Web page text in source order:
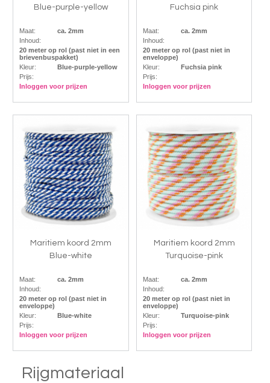
Blue-purple-yellow
Maat:
ca. 2mm
Inhoud:
20 meter op rol (past niet in een
brievenbuspakket)
Kleur:
Blue-purple-yellow
Prijs:
Inloggen voor prijzen
Fuchsia pink
Maat:
ca. 2mm
Inhoud:
20 meter op rol (past niet in
enveloppe)
Kleur:
Fuchsia pink
Prijs:
Inloggen voor prijzen
Maritiem koord 2mm
Blue-white
Maat:
ca. 2mm
Inhoud:
20 meter op rol (past niet in
enveloppe)
Kleur:
Blue-white
Prijs:
Inloggen voor prijzen
Maritiem koord 2mm
Turquoise-pink
Maat:
ca. 2mm
Inhoud:
20 meter op rol (past niet in
enveloppe)
Kleur:
Turquoise-pink
Prijs:
Inloggen voor prijzen
Rijgmateriaal